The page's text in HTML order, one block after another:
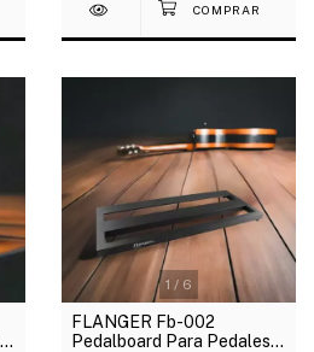
1 / 6
FLANGER Fb-002
Pedalboard Para Pedales